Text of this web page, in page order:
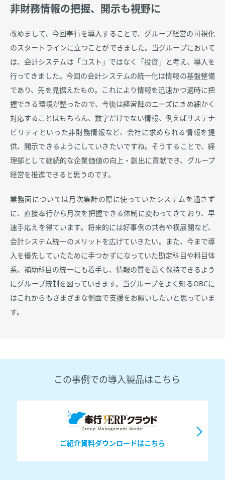
非財務情報の把握、開示も視野に
改めまして、今回奉行を導入することで、グループ経営の可視化
のスタートラインに立つことができました。当グループにおいて
は、会計システムは「コスト」ではなく「投資」と考え、導入を
行ってきました。今回の会計システムの統一化は情報の基盤整備
であり、先を見据えたもの。これにより情報を迅速かつ適時に把
握できる環境が整ったので、今後は経営陣のニーズにきめ細かく
対応することはもちろん、数字だけでない情報、例えばサステナ
ビリティといった非財務情報など、会社に求められる情報を提
供、開示できるようにしていきたいですね。そうすることで、経
理部として継続的な企業価値の向上・創出に貢献でき、グループ
経営を推進できると思うのです。
業務面については月次集計の際に使っていたシステムを通さず
に、直接奉行から月次を把握できる体制に変わってきており、早
速手応えを得ています。将来的には好事例の共有や横展開など、
会計システム統一のメリットを広げていきたい。また、今まで導
入を優先していたために手つかずになっていた勘定科目や科目体
系、補助科目の統一にも着手し、情報の質を高く保持できるよう
にグループ統制を図っていきます。当グループをよく知るOBCに
はこれからもさまざまな側面で支援をお願いしたいと思っていま
す。
この事例での導入製品はこちら
ご紹介資料ダウンロードはこちら